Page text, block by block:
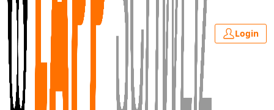
Login